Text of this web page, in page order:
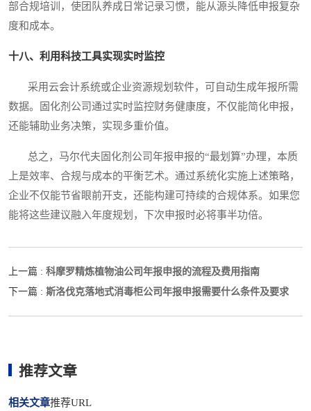
部合规培训，使团队养成日常记录习惯，能从源头降低申报复杂
度和成本。
十八、利用科技工具实现实时监控
采用云会计系统或企业资源规划软件，可自动生成年报所需
数据。固化剂公司通过实时监控财务健康度，不仅能简化申报，
还能辅助业务决策，实现多重价值。
总之，马尔代夫固化剂公司年报申报的“最划算”办理，本质
上是效率、合规与成本的平衡艺术。通过系统化实施上述策略，
企业不仅能节省眼前开支，还能构建可持续的合规体系。如果您
能将这些建议融入年度规划，下次申报时必将事半功倍。
上一篇 : 科摩罗精炼植物油公司年报申报的流程及费用指南
下一篇 : 斯洛伐克落地式消毒柜公司年报申报需要什么条件及要求
推荐文章
相关文章推荐URL